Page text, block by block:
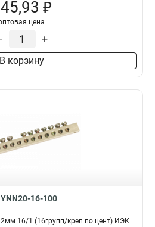
₽
цена
+
В корзину
YNN20-16-100
16/1 (16групп/креп по цент) ИЭК